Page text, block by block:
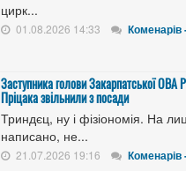
цирк...
01.08.2026 14:33 Коменарів
Заступника голови Закарпатської ОВА
Пріцака звільнили з посади
Триндєц, ну і фізіономія. На
написано, не...
21.07.2026 19:16 Коменарів